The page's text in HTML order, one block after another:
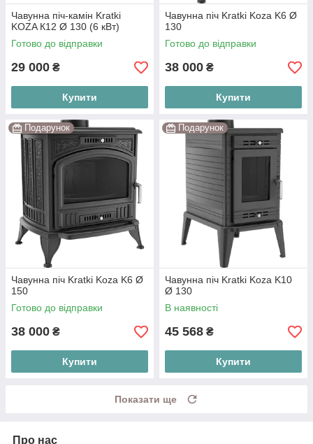
Чавунна піч-камін Kratki
KOZA К12 Ø 130 (6 кВт)
Готово до відправки
29 000 ₴
Купити
Чавунна піч Kratki Koza K6 Ø
130
Готово до відправки
38 000 ₴
Купити
Подарунок
Чавунна піч Kratki Koza K6 Ø
150
Готово до відправки
38 000 ₴
Купити
Подарунок
Чавунна піч Kratki Koza K10
Ø 130
В наявності
45 568 ₴
Купити
Показати ще
Про нас